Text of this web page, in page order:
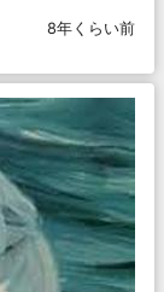
8年くらい前